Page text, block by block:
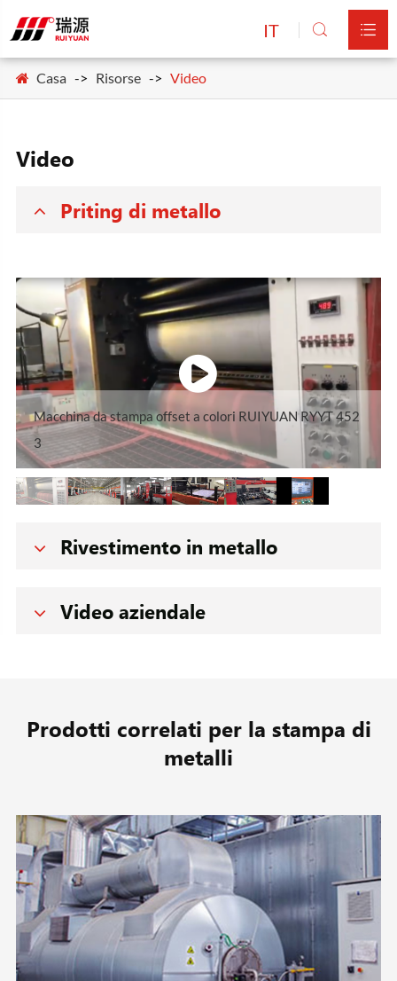
IT  
Casa Risorse Video
Video
Priting di metallo
Macchina da stampa offset a colori RUIYUAN RYYT 452
3
Rivestimento in metallo
Video aziendale
Prodotti correlati per la stampa di
metalli